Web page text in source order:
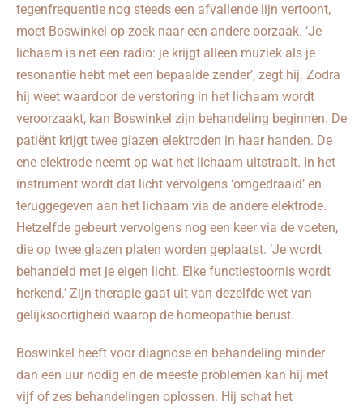
tegenfrequentie nog steeds een afvallende lijn vertoont,
moet Boswinkel op zoek naar een andere oorzaak. ‘Je
lichaam is net een radio: je krijgt alleen muziek als je
resonantie hebt met een bepaalde zender’, zegt hij. Zodra
hij weet waardoor de verstoring in het lichaam wordt
veroorzaakt, kan Boswinkel zijn behandeling beginnen. De
patiënt krijgt twee glazen elektroden in haar handen. De
ene elektrode neemt op wat het lichaam uitstraalt. In het
instrument wordt dat licht vervolgens ‘omgedraaid’ en
teruggegeven aan het lichaam via de andere elektrode.
Hetzelfde gebeurt vervolgens nog een keer via de voeten,
die op twee glazen platen worden geplaatst. ‘Je wordt
behandeld met je eigen licht. Elke functiestoornis wordt
herkend.’ Zijn therapie gaat uit van dezelfde wet van
gelijksoortigheid waarop de homeopathie berust.
Boswinkel heeft voor diagnose en behandeling minder
dan een uur nodig en de meeste problemen kan hij met
vijf of zes behandelingen oplossen. Hij schat het